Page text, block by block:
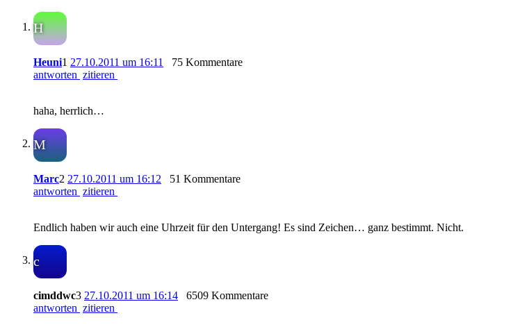
H
Heuni1 27.10.2011 um 16:11
75 Kommentare
antworten zitieren
haha, herrlich…
M
Marc2 27.10.2011 um 16:12
51 Kommentare
antworten zitieren
Endlich haben wir auch eine Uhrzeit für den Untergang! Es sind Zeichen… ganz bestimmt. Nicht.
c
cimddwc3 27.10.2011 um 16:14
6509 Kommentare
antworten zitieren